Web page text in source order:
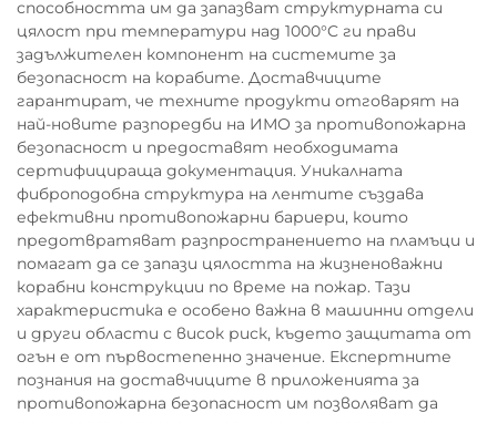
способността им да запазват структурната си
цялост при температури над 1000°C ги прави
задължителен компонент на системите за
безопасност на корабите. Доставчиците
гарантират, че техните продукти отговарят на
най-новите разпоредби на ИМО за противопожарна
безопасност и предоставят необходимата
сертифицираща документация. Уникалната
фиброподобна структура на лентите създава
ефективни противопожарни бариери, които
предотвратяват разпространението на пламъци и
помагат да се запази цялостта на жизненоважни
корабни конструкции по време на пожар. Тази
характеристика е особено важна в машинни отдели
и други области с висок риск, където защитата от
огън е от първостепенно значение. Експертните
познания на доставчиците в приложенията за
противопожарна безопасност им позволяват да